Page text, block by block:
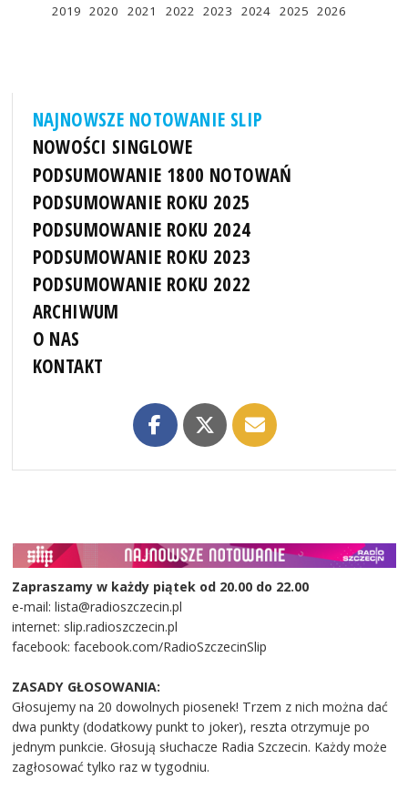
2019 2020 2021 2022 2023 2024 2025 2026
NAJNOWSZE NOTOWANIE SLIP
NOWOŚCI SINGLOWE
PODSUMOWANIE 1800 NOTOWAŃ
PODSUMOWANIE ROKU 2025
PODSUMOWANIE ROKU 2024
PODSUMOWANIE ROKU 2023
PODSUMOWANIE ROKU 2022
ARCHIWUM
O NAS
KONTAKT
Zapraszamy w każdy piątek od 20.00 do 22.00
e-mail: lista@radioszczecin.pl
internet: slip.radioszczecin.pl
facebook: facebook.com/RadioSzczecinSlip
ZASADY GŁOSOWANIA:
Głosujemy na 20 dowolnych piosenek! Trzem z nich można dać
dwa punkty (dodatkowy punkt to joker), reszta otrzymuje po
jednym punkcie. Głosują słuchacze Radia Szczecin. Każdy może
zagłosować tylko raz w tygodniu.